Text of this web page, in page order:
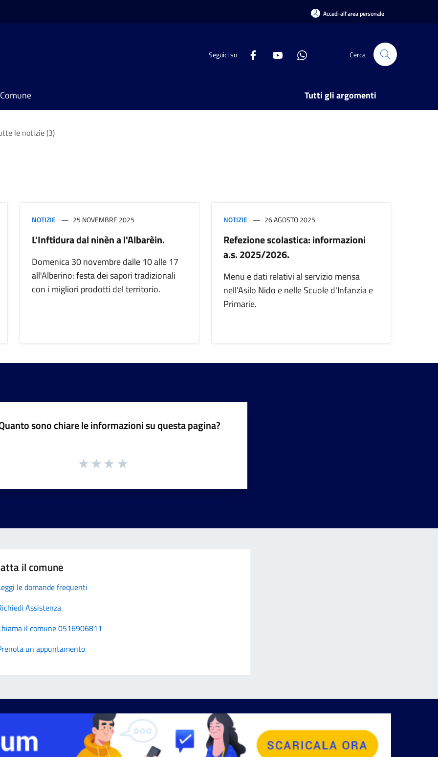
Accedi all'area personale
Seguici su Cerca
Tutti gli argomenti
le notizie (3)
NOTIZIE 25 NOVEMBRE 2025
L'Inftidura dal ninèn a l'Albarèin.
Domenica 30 novembre dalle 10 alle 17
all'Alberino: festa dei sapori tradizionali
con i migliori prodotti del territorio.
NOTIZIE 26 AGOSTO 2025
Refezione scolastica: informazioni
a.s. 2025/2026.
Menu e dati relativi al servizio mensa
nell'Asilo Nido e nelle Scuole d'Infanzia e
Primarie.
sono chiare le informazioni su questa pagina?
il comune
le domande frequenti
Assistenza
il comune 0516906811
un appuntamento